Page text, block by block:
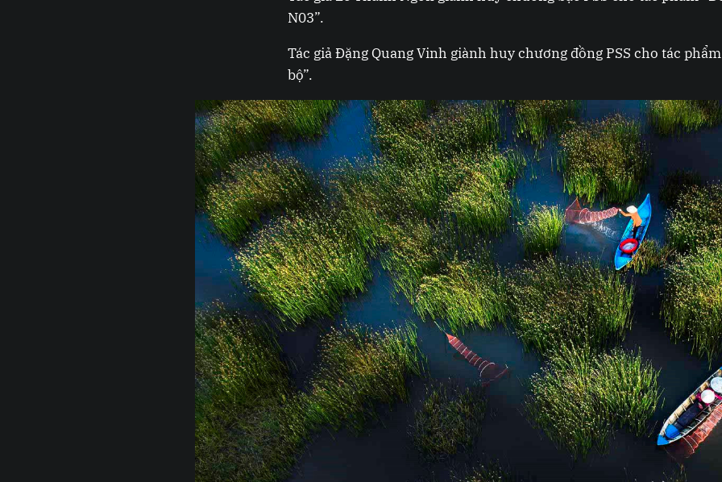
N03”.
Tác giả Đặng Quang Vinh giành huy chương đồng PSS cho tác
bộ”.